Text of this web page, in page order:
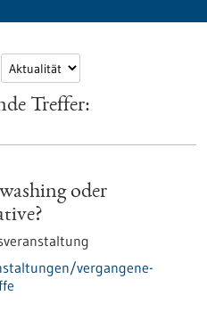
Treffer:
oder
vergangene-